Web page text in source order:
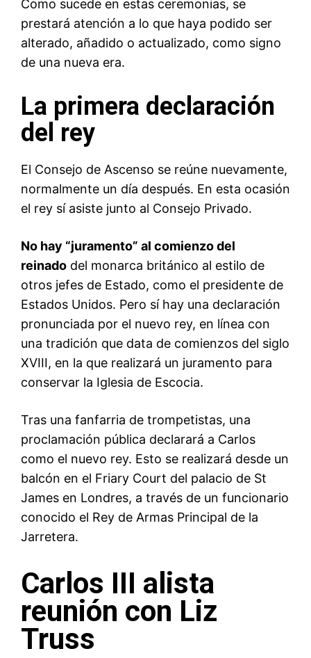
Como sucede en estas ceremonias, se
prestará atención a lo que haya podido ser
alterado, añadido o actualizado, como signo
de una nueva era.
La primera declaración
del rey
El Consejo de Ascenso se reúne nuevamente,
normalmente un día después. En esta ocasión
el rey sí asiste junto al Consejo Privado.
No hay “juramento” al comienzo del
reinado del monarca británico al estilo de
otros jefes de Estado, como el presidente de
Estados Unidos. Pero sí hay una declaración
pronunciada por el nuevo rey, en línea con
una tradición que data de comienzos del siglo
XVIII, en la que realizará un juramento para
conservar la Iglesia de Escocia.
Tras una fanfarria de trompetistas, una
proclamación pública declarará a Carlos
como el nuevo rey. Esto se realizará desde un
balcón en el Friary Court del palacio de St
James en Londres, a través de un funcionario
conocido el Rey de Armas Principal de la
Jarretera.
Carlos III alista
reunión con Liz
Truss